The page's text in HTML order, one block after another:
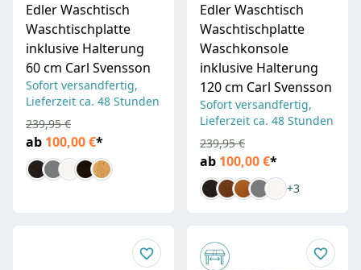
Edler Waschtisch
Waschtischplatte
inklusive Halterung
60 cm Carl Svensson
Sofort versandfertig,
Lieferzeit ca. 48 Stunden
ab 100,00 €*
239,95 €
Edler Waschtisch
Waschtischplatte
Waschkonsole
inklusive Halterung
120 cm Carl Svensson
Sofort versandfertig,
Lieferzeit ca. 48 Stunden
ab 100,00 €*
239,95 €
+3